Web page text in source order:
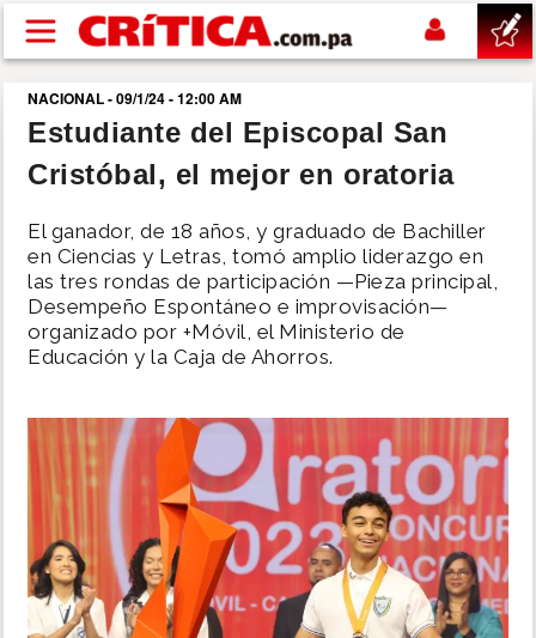
Pasar al contenido principal
buscar
SUCESOS
NACIONAL
POLÍTICA
DEPORTES
MUNDO
INSÓLITAS
NACIONAL - 09/1/24 - 12:00 AM
Estudiante del Episcopal San
Cristóbal, el mejor en oratoria
El ganador, de 18 años, y graduado de Bachiller
en Ciencias y Letras, tomó amplio liderazgo en
las tres rondas de participación —Pieza principal,
Desempeño Espontáneo e improvisación—
organizado por +Móvil, el Ministerio de
Educación y la Caja de Ahorros.